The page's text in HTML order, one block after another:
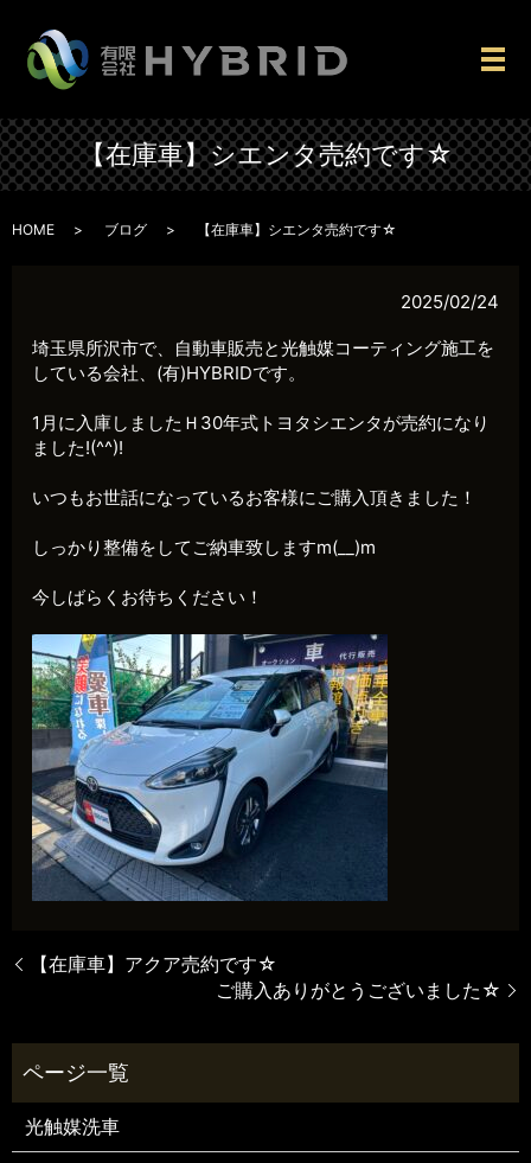
メ
【在庫車】シエンタ売約です☆
HOME ブログ 【在庫車】シエンタ売約です☆
2025/02/24
埼玉県所沢市で、自動車販売と光触媒コーティング施工を
している会社、(有)HYBRIDです。
1月に入庫しましたＨ30年式トヨタシエンタが売約になり
ました!(^^)!
いつもお世話になっているお客様にご購入頂きました！
しっかり整備をしてご納車致しますm(__)m
今しばらくお待ちください！
【在庫車】アクア売約です☆
ご購入ありがとうございました☆
光触媒洗車